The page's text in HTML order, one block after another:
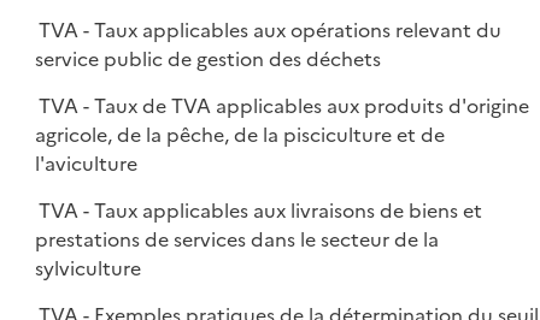
TVA - Taux applicables aux opérations relevant du
service public de gestion des déchets
TVA - Taux de TVA applicables aux produits d'origine
agricole, de la pêche, de la pisciculture et de
l'aviculture
TVA - Taux applicables aux livraisons de biens et
prestations de services dans le secteur de la
sylviculture